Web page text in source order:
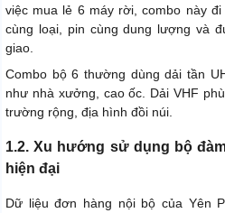
việc mua lẻ 6 máy rời, combo này
cùng loại, pin cùng dung lượng và
giao.
Combo bộ 6 thường dùng dải tần
như nhà xưởng, cao ốc. Dải VHF
trường rộng, địa hình đồi núi.
1.2. Xu hướng sử dụng bộ
hiện đại
Dữ liệu đơn hàng nội bộ của Yên